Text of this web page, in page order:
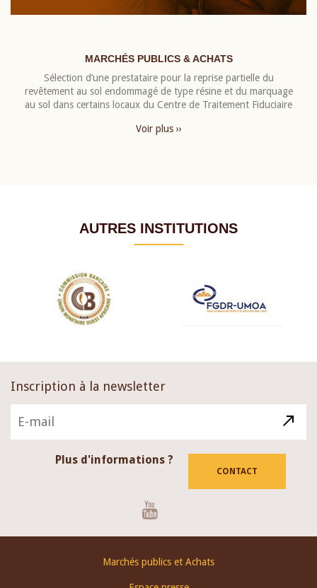
MARCHÉS PUBLICS & ACHATS
Sélection d’une prestataire pour la reprise partielle du
revêtement au sol endommagé de type résine et du marquage
au sol dans certains locaux du Centre de Traitement Fiduciaire
Voir plus ››
AUTRES INSTITUTIONS
Inscription à la newsletter
Plus d'informations ?
CONTACT
Marchés publics et Achats